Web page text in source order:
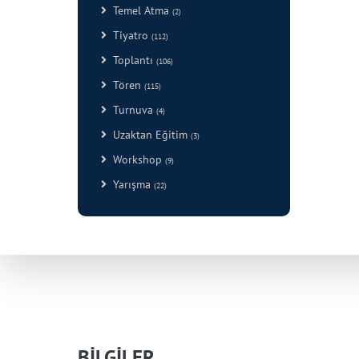
Temel Atma (2)
Tiyatro (112)
Toplantı (106)
Tören (115)
Turnuva (4)
Uzaktan Eğitim (3)
Workshop (9)
Yarışma (22)